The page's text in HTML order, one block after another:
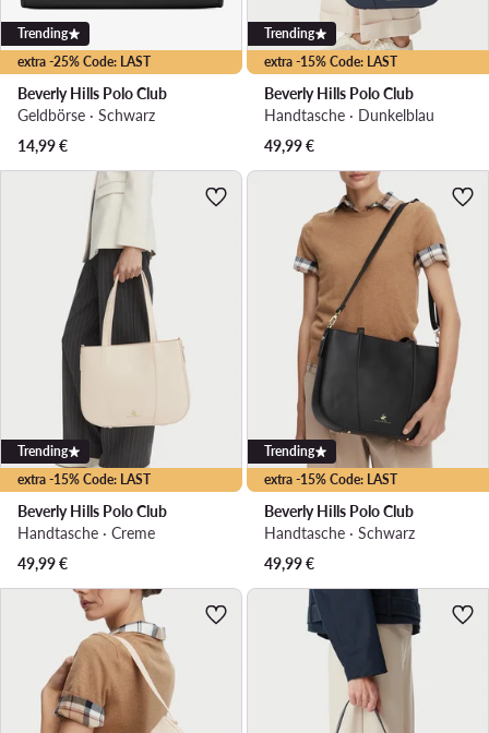
extra -25% Code: LAST
Trending
Beverly Hills Polo Club
Geldbörse · Schwarz
14,99€
extra -15% Code: LAST
Trending
Beverly Hills Polo Club
Handtasche · Dunkelblau
49,99€
extra -15% Code: LAST
Trending
Beverly Hills Polo Club
Handtasche · Creme
49,99€
extra -15% Code: LAST
Trending
Beverly Hills Polo Club
Handtasche · Schwarz
49,99€